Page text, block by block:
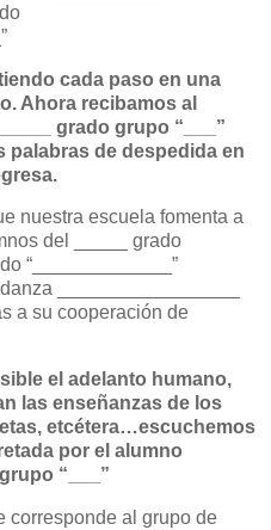
cada paso en una
Ahora recibamos al
grado grupo “___”
palabras de despedida en
nuestra escuela fomenta a
del _____ grado
“_____________”
_________________
a su cooperación de
el adelanto humano,
las enseñanzas de los
etcétera…escuchemos
por el alumno
“___”
corresponde al grupo de